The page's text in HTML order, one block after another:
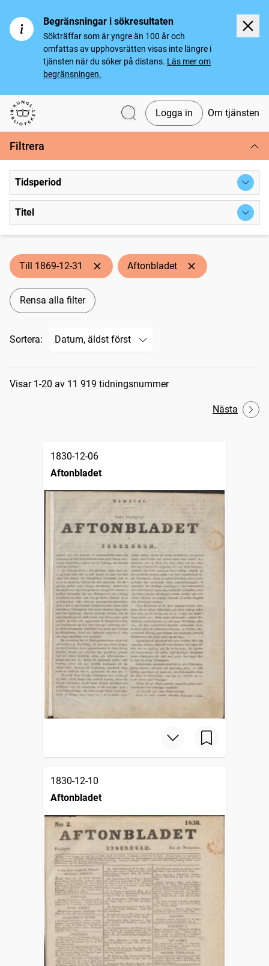
Begränsningar i sökresultaten
Sökträffar som är yngre än 100 år och
omfattas av upphovsrätten visas inte längre i
tjänsten när du söker på distans. Läs mer om
begränsningen.
Svenska tidningar
Logga in Om tjänsten
Filtrera
Tidsperiod
Titel
Till 1869-12-31 Aftonbladet
Rensa alla filter
Sortera:
Sökresultat
Visar 1-20 av 11 919 tidningsnummer
Nästa
1830-12-06
Aftonbladet
1830-12-10
Aftonbladet